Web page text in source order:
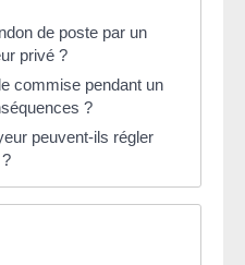
de poste par un
privé ?
commise pendant un
?
peuvent-ils régler